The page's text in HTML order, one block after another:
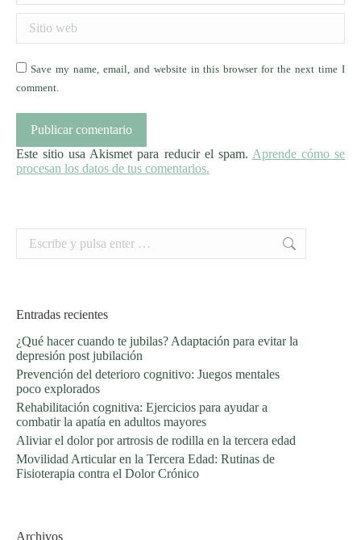
Save my name, email, and website in this browser for the next time I
comment.
Publicar comentario
Este sitio usa Akismet para reducir el spam. Aprende cómo se
procesan los datos de tus comentarios.
Entradas recientes
¿Qué hacer cuando te jubilas? Adaptación para evitar la
depresión post jubilación
Prevención del deterioro cognitivo: Juegos mentales
poco explorados
Rehabilitación cognitiva: Ejercicios para ayudar a
combatir la apatía en adultos mayores
Aliviar el dolor por artrosis de rodilla en la tercera edad
Movilidad Articular en la Tercera Edad: Rutinas de
Fisioterapia contra el Dolor Crónico
Archivos